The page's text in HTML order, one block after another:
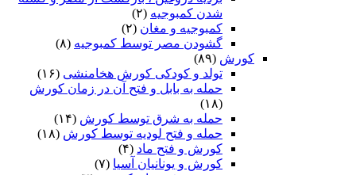
شدن کمبوجیه (۲)
کمبوجیه و مغان (۲)
گشودن مصر توسط کمبوجیه (۸)
کورش (۸۹)
تولد و کودکی کورش هخامنشی (۱۶)
حمله به بابل و فتح آن در زمان کورش
(۱۸)
حمله به شرق توسط کورش (۱۴)
حمله و فتح لودیه توسط کورش (۱۸)
کورش و فتح ماد (۴)
کورش و یونانیان آسیا (۷)